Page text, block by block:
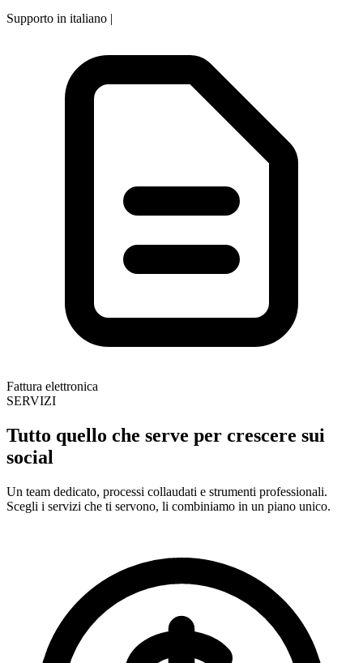
Supporto in italiano |
Fattura elettronica
SERVIZI
Tutto quello che serve per crescere sui
social
Un team dedicato, processi collaudati e strumenti professionali.
Scegli i servizi che ti servono, li combiniamo in un piano unico.